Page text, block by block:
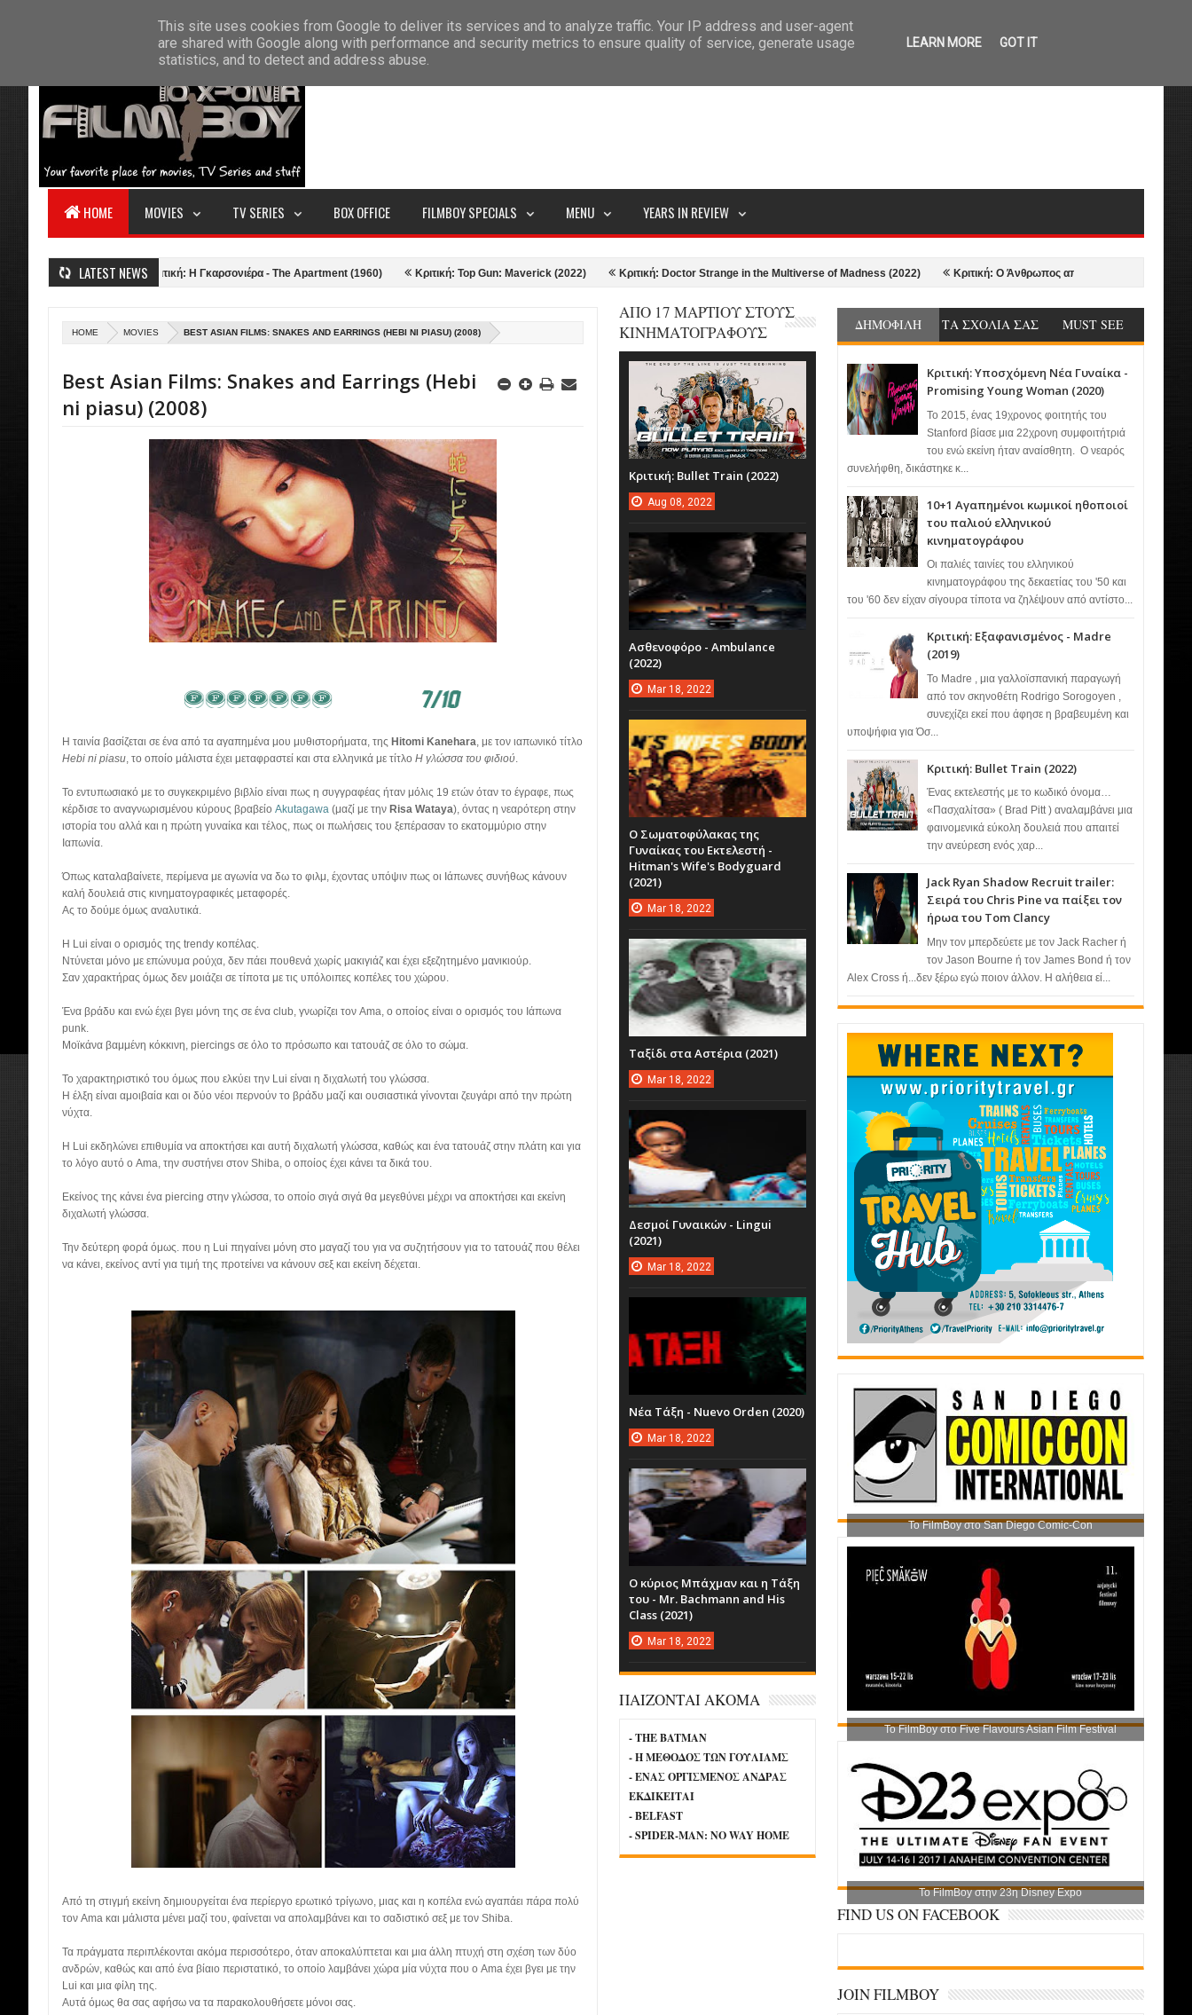
HOME ABOUT US CONTACT SITEMAP
HOME MOVIES TV SERIES BOX OFFICE FILMBOY SPECIALS MENU YEARS IN REVIEW
LATEST NEWS
Κριτική: Η Γκαρσονιέρα - The Apartment (1960) Κριτική: Top Gun: Maverick (2022) Κριτική: Doctor Strange in the Multiverse of Madness (2022) Κριτική: Ο Άνθρωπος απ' τον Βορρά - The Northman
HOME MOVIES BEST ASIAN FILMS: SNAKES AND EARRINGS (HEBI NI PIASU) (2008)
Best Asian Films: Snakes and Earrings (Hebi
ni piasu) (2008)
Η ταινία βασίζεται σε ένα από τα αγαπημένα μου μυθιστορήματα, της Hitomi Kanehara , με τον ιαπωνικό τίτλο
Hebi ni piasu , το οποίο μάλιστα έχει μεταφραστεί και στα ελληνικά με τίτλο Η γλώσσα του φιδιού
Το εντυπωσιακό με το συγκεκριμένο βιβλίο είναι πως η συγγραφέας ήταν μόλις 19 ετών όταν το έγραφε, πως
κέρδισε το αναγνωρισμένου κύρους βραβείο Akutagawa (μαζί με την Risa Wataya), όντας η νεαρότερη στην
ιστορία του αλλά και η πρώτη γυναίκα και τέλος, πως οι πωλήσεις του ξεπέρασαν το εκατομμύριο στην
Ιαπωνία.
Όπως καταλαβαίνετε, περίμενα με αγωνία να δω το φιλμ, έχοντας υπόψιν πως οι Ιάπωνες συνήθως κάνουν
καλή δουλειά στις κινηματογραφικές μεταφορές.
Ας το δούμε όμως αναλυτικά.
H Lui είναι ο ορισμός της trendy κοπέλας.
Ντύνεται μόνο με επώνυμα ρούχα, δεν πάει πουθενά χωρίς μακιγιάζ και έχει εξεζητημένο μανικιούρ.
Σαν χαρακτήρας όμως δεν μοιάζει σε τίποτα με τις υπόλοιπες κοπέλες του χώρου.
Ένα βράδυ και ενώ έχει βγει μόνη της σε ένα club, γνωρίζει τον Ama, ο οποίος είναι ο ορισμός του Ιάπωνα
punk.
Moϊκάνα βαμμένη κόκκινη, piercings σε όλο το πρόσωπο και τατουάζ σε όλο το σώμα.
Το χαρακτηριστικό του όμως που ελκύει την Lui είναι η διχαλωτή του γλώσσα.
Η έλξη είναι αμοιβαία και οι δύο νέοι περνούν το βράδυ μαζί και ουσιαστικά γίνονται ζευγάρι από την πρώτη
νύχτα.
Η Lui εκδηλώνει επιθυμία να αποκτήσει και αυτή διχαλωτή γλώσσα, καθώς και ένα τατουάζ στην πλάτη και για
το λόγο αυτό ο Ama, την συστήνει στον Shiba, ο οποίος έχει κάνει τα δικά του.
Εκείνος της κάνει ένα piercing στην γλώσσα, το οποίο σιγά σιγά θα μεγεθύνει μέχρι να αποκτήσει και εκείνη
διχαλωτή γλώσσα.
Την δεύτερη φορά όμως. που η Lui πηγαίνει μόνη στο μαγαζί του για να συζητήσουν για το τατουάζ που θέλει
να κάνει, εκείνος αντί για τιμή της προτείνει να κάνουν σεξ και εκείνη δέχεται.
Από τη στιγμή εκείνη δημιουργείται ένα περίεργο ερωτικό τρίγωνο, μιας και η κοπέλα ενώ αγαπάει πάρα πολύ
τον Ama και μάλιστα μένει μαζί του, φαίνεται να απολαμβάνει και το σαδιστικό σεξ με τον Shiba.
Τα πράγματα περιπλέκονται ακόμα περισσότερο, όταν αποκαλύπτεται και μια άλλη πτυχή στη σχέση των δύο
ανδρών, καθώς και από ένα βίαιο περιστατικό, το οποίο λαμβάνει χώρα μία νύχτα που ο Ama έχει βγει με την
Lui και μια φίλη της.
Αυτά όμως θα σας αφήσω να τα παρακολουθήσετε μόνοι σας.
ΔΗΜΟΦΙΛΗ ΤΑ ΣΧΟΛΙΑ ΣΑΣ MUST SEE
Κριτική: Υποσχόμενη Νέα Γυναίκα -
Promising Young Woman (2020)
Το 2015, ένας 19χρονος φοιτητής του
Stanford βίασε μια 22χρονη συμφοιτήτριά
του ενώ εκείνη ήταν αναίσθητη. Ο νεαρός
συνελήφθη, δικάστηκε κ...
10+1 Αγαπημένοι κωμικοί ηθοποιοί
του παλιού ελληνικού
κινηματογράφου
Οι παλιές ταινίες του ελληνικού
κινηματογράφου της δεκαετίας του '50 και
του '60 δεν είχαν σίγουρα τίποτα να ζηλέψουν από αντίστο...
Κριτική: Εξαφανισμένος - Madre
(2019)
Το Madre , μια γαλλοϊσπανική παραγωγή
από τον σκηνοθέτη Rodrigo Sorogoyen ,
συνεχίζει εκεί που άφησε η βραβευμένη και
υποψήφια για Όσ...
Κριτική: Bullet Train (2022)
Ένας εκτελεστής με το κωδικό όνομα…
«Πασχαλίτσα» ( Brad Pitt ) αναλαμβάνει μια
φαινομενικά εύκολη δουλειά που απαιτεί
την ανεύρεση ενός χαρ...
Jack Ryan Shadow Recruit trailer:
Σειρά του Chris Pine να παίξει τον
ήρωα του Tom Clancy
Μην τον μπερδεύετε με τον Jack Racher ή
τον Jason Bourne ή τον James Bond ή τον
Alex Cross ή...δεν ξέρω εγώ ποιον άλλον. Η αλήθεια εί...
Το FilmBoy στο San Diego Comic-Con
Το FilmBoy στο Five Flavours Asian Film Festival
Το FilmBoy στην 23η Disney Expo
FIND US ON FACEBOOK
JOIN FILMBOY
ΑΠΟ 17 ΜΑΡΤΙΟΥ ΣΤΟΥΣ
ΚΙΝΗΜΑΤΟΓΡΑΦΟΥΣ
Κριτική: Bullet Train (2022)
Aug 08, 2022
Ασθενοφόρο - Ambulance
(2022)
Mar 18, 2022
Ο Σωματοφύλακας της
Γυναίκας του Εκτελεστή -
Hitman's Wife's Bodyguard
(2021)
Mar 18, 2022
Ταξίδι στα Αστέρια (2021)
Mar 18, 2022
Δεσμοί Γυναικών - Lingui
(2021)
Mar 18, 2022
Νέα Τάξη - Nuevo Orden (2020)
Mar 18, 2022
Ο κύριος Μπάχμαν και η Τάξη
του - Mr. Bachmann and His
Class (2021)
Mar 18, 2022
ΠΑΙΖΟΝΤΑΙ ΑΚΟΜΑ
- THE BATMAN
- Η ΜΕΘΟΔΟΣ ΤΩΝ ΓΟΥΛΙΑΜΣ
- ΕΝΑΣ ΟΡΓΙΣΜΕΝΟΣ ΑΝΔΡΑΣ
ΕΚΔΙΚΕΙΤΑΙ
- BELFAST
- SPIDER-MAN: NO WAY HOME
This site uses cookies from Google to deliver its services and to analyze traffic. Your IP address and user-agent
are shared with Google along with performance and security metrics to ensure quality of service, generate usage
statistics, and to detect and address abuse.
LEARN MORE GOT IT